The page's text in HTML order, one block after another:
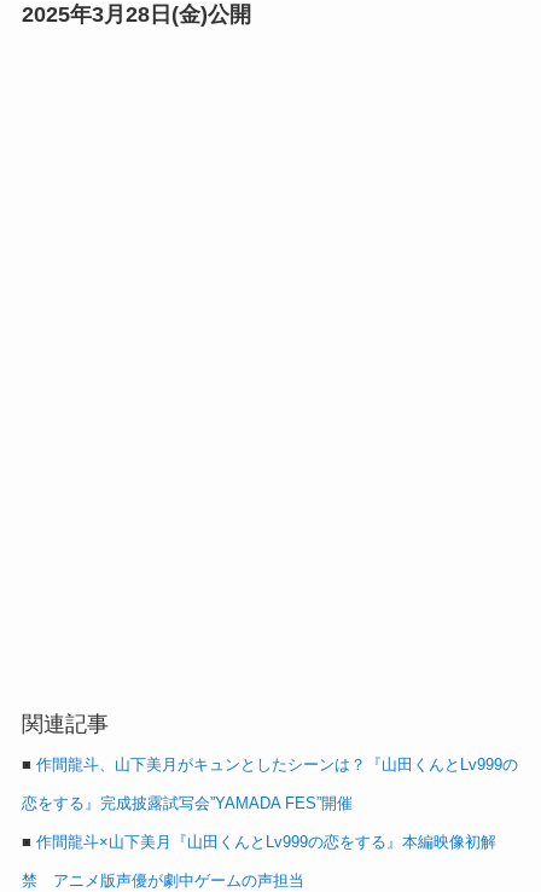
2025年3月28日(金)公開
関連記事
■ 作間龍斗、山下美月がキュンとしたシーンは？『山田くんとLv999の
恋をする』完成披露試写会”YAMADA FES”開催
■ 作間龍斗×山下美月『山田くんとLv999の恋をする』本編映像初解
禁 アニメ版声優が劇中ゲームの声担当